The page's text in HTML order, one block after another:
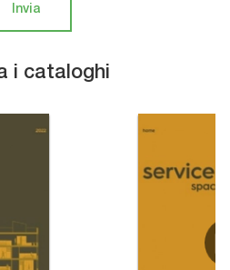
i cataloghi
Invia